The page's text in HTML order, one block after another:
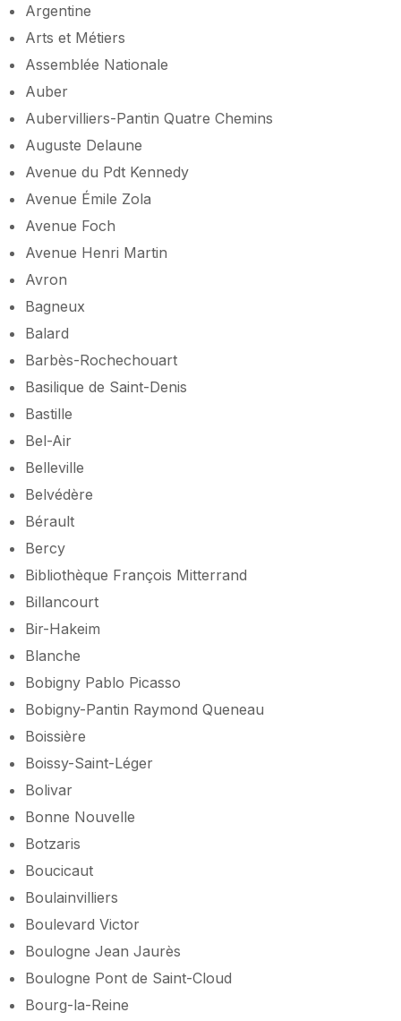
Argentine
Arts et Métiers
Assemblée Nationale
Auber
Aubervilliers-Pantin Quatre Chemins
Auguste Delaune
Avenue du Pdt Kennedy
Avenue Émile Zola
Avenue Foch
Avenue Henri Martin
Avron
Bagneux
Balard
Barbès-Rochechouart
Basilique de Saint-Denis
Bastille
Bel-Air
Belleville
Belvédère
Bérault
Bercy
Bibliothèque François Mitterrand
Billancourt
Bir-Hakeim
Blanche
Bobigny Pablo Picasso
Bobigny-Pantin Raymond Queneau
Boissière
Boissy-Saint-Léger
Bolivar
Bonne Nouvelle
Botzaris
Boucicaut
Boulainvilliers
Boulevard Victor
Boulogne Jean Jaurès
Boulogne Pont de Saint-Cloud
Bourg-la-Reine